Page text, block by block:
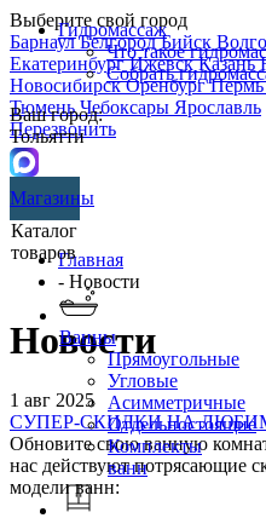
Выберите свой город
БарнаулБелгородБийск
ЕкатеринбургИжевскКазань
НовосибирскОренбург
ТюменьЧебоксары Ярославль
Перезвонить
Гидромассаж
Что такое
Собрать
Ваш город:
Тольятти
Магазины
Каталог
товаров
Ванны
Прямоугольные
Угловые
Асимметричные
Отдельностоящие
Комплекты
ванн
Главная
- Новости
Новости
1 авг 2025
СУПЕР-СКИДКИ НА
Обновите свою ванную
нас действуют потрясающие
модели ванн: